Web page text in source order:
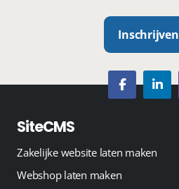
Inschrijven
SiteCMS
Zakelijke website laten maken
Webshop laten maken